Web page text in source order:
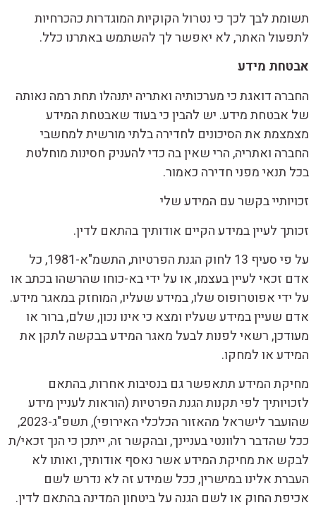
תשומת לבך לכך כי נטרול הקוקיות המוגדרות כהכרחיות
לתפעול האתר, לא יאפשר לך להשתמש באתרנו כלל.
אבטחת מידע
החברה דואגת כי מערכותיה ואתריה יתנהלו תחת רמה נאותה
של אבטחת מידע. יש להבין כי בעוד שאבטחת המידע
מצמצמת את הסיכונים לחדירה בלתי מורשית למחשבי
החברה ואתריה, הרי שאין בה כדי להעניק חסינות מוחלטת
בכל תנאי מפני חדירה כאמור.
זכויותיי בקשר עם המידע שלי
זכותך לעיין במידע הקיים אודותיך בהתאם לדין.
על פי סעיף 13 לחוק הגנת הפרטיות, התשמ"א-1981, כל
אדם זכאי לעיין בעצמו, או על ידי בא-כוחו שהרשהו בכתב או
על ידי אפוטרופוס שלו, במידע שעליו, המוחזק במאגר מידע.
אדם שעיין במידע שעליו ומצא כי אינו נכון, שלם, ברור או
מעודכן, רשאי לפנות לבעל מאגר המידע בבקשה לתקן את
המידע או למחקו.
מחיקת המידע תתאפשר גם בנסיבות אחרות, בהתאם
לזכויותיך לפי תקנות הגנת הפרטיות (הוראות לעניין מידע
שהועבר לישראל מהאזור הכלכלי האירופי), תשפ"ג-2023,
ככל שהדבר רלוונטי בעניינך, ובהקשר זה, ייתכן כי הנך זכאי/ת
לבקש את מחיקת המידע אשר נאסף אודותיך, ואותו לא
העברת אלינו במישרין, ככל שמידע זה לא נדרש לשם
אכיפת החוק או לשם הגנה על ביטחון המדינה בהתאם לדין.